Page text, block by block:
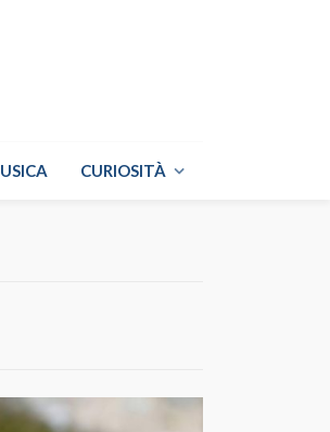
CURIOSITÀ